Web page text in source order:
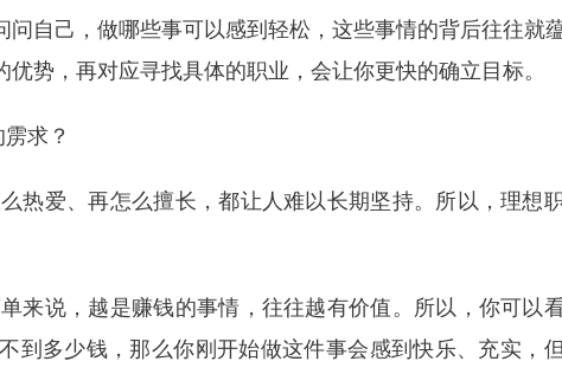
自己，做哪些事可以感到轻松，这些事情的背后往往就
势，再对应寻找具体的职业，会让你更快的确立目标。
求？
热爱、再怎么擅长，都让人难以长期坚持。所以，理想
来说，越是赚钱的事情，往往越有价值。所以，你可以
到多少钱，那么你刚开始做这件事会感到快乐、充实，